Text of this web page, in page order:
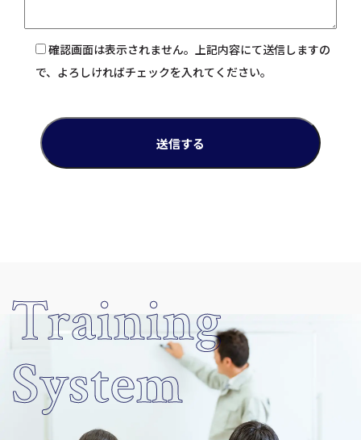
確認画面は表示されません。上記内容にて送信しますの
で、よろしければチェックを入れてください。
Training
System